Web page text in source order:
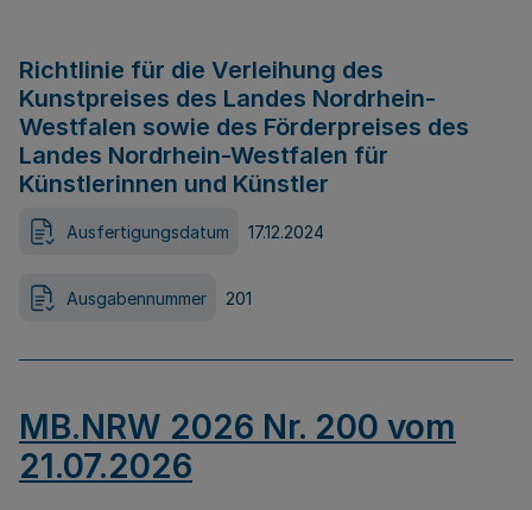
Richtlinie für die Verleihung des
Kunstpreises des Landes Nordrhein-
Westfalen sowie des Förderpreises des
Landes Nordrhein-Westfalen für
Künstlerinnen und Künstler
Ausfertigungsdatum 17.12.2024
Ausgabennummer 201
MB.NRW 2026 Nr. 200 vom
21.07.2026